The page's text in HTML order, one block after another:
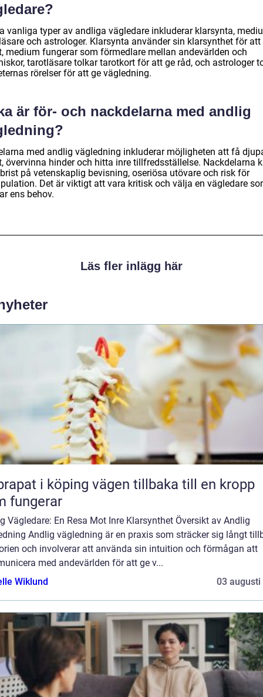
vanliga typer av andliga vägledare inkluderar klarsynta,
och astrologer. Klarsynta använder sin klarsynthet för att
medium fungerar som förmedlare mellan andevärlden och
tarotläsare tolkar tarotkort för att ge råd, och astrologer
rörelser för att ge vägledning.
är för- och nackdelarna med andlig
med andlig vägledning inkluderar möjligheten att få
övervinna hinder och hitta inre tillfredsställelse. Nackdelarna
på vetenskaplig bevisning, oseriösa utövare och risk för
Det är viktigt att vara kritisk och välja en vägledare
ens behov.
Läs fler inlägg här
köping vägen tillbaka till en kropp
fungerar
Vägledare: En Resa Mot Inre Klarsynthet Översikt av Andlig
Andlig vägledning är en praxis som sträcker sig långt
och involverar att använda sin intuition och förmågan att
med andevärlden för att ge v...
Wiklund
03 augusti